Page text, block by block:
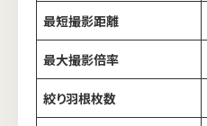
最短撮影距離
最大撮影倍率
絞り羽根枚数